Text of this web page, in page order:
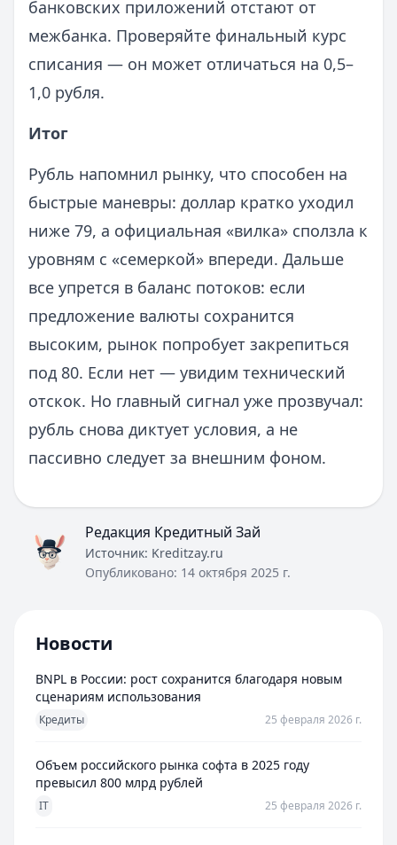
банковских приложений отстают от
межбанка. Проверяйте финальный курс
списания — он может отличаться на 0,5–
1,0 рубля.
Итог
Рубль напомнил рынку, что способен на
быстрые маневры: доллар кратко уходил
ниже 79, а официальная «вилка» сползла к
уровням с «семеркой» впереди. Дальше
все упрется в баланс потоков: если
предложение валюты сохранится
высоким, рынок попробует закрепиться
под 80. Если нет — увидим технический
отскок. Но главный сигнал уже прозвучал:
рубль снова диктует условия, а не
пассивно следует за внешним фоном.
Редакция Кредитный Зай
Источник: Kreditzay.ru
Опубликовано: 14 октября 2025 г.
Новости
BNPL в России: рост сохранится благодаря новым
сценариям использования
Кредиты 25 февраля 2026 г.
Объем российского рынка софта в 2025 году
превысил 800 млрд рублей
IT 25 февраля 2026 г.